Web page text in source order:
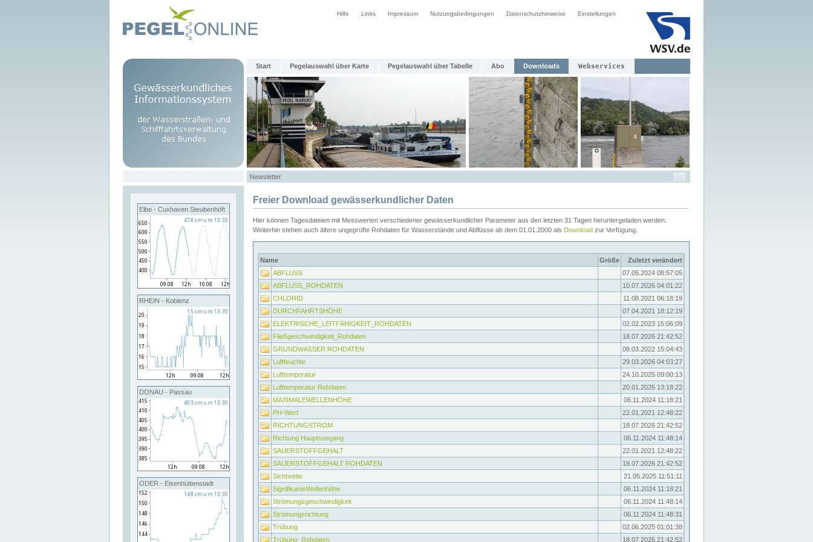
Hilfe Links Impressum Nutzungsbedingungen Datenschutzhinweise Einstellungen
Start Pegelauswahl über Karte Pegelauswahl über Tabelle Abo Downloads Webservices
Newsletter
Elbe - Cuxhaven Steubenhöft
RHEIN - Koblenz
DONAU - Passau
ODER - Eisenhüttenstadt
Freier Download gewässerkundlicher Daten
Hier können Tagesdateien mit Messwerten verschiedener gewässerkundlicher Parameter aus den letzten 31 Tagen heruntergeladen werden.
Weiterhin stehen auch ältere ungeprüfte Rohdaten für Wasserstände und Abflüsse ab dem 01.01.2000 als Download zur Verfügung.
Name Größe
Zuletzt verändert
ABFLUSS
07.05.2024 08:57:05
ABFLUSS_ROHDATEN
10.07.2026 04:01:22
CHLORID
11.08.2021 06:18:19
DURCHFAHRTSHÖHE
07.04.2021 18:12:19
ELEKTRISCHE_LEITFÄHIGKEIT_ROHDATEN
02.02.2023 15:06:09
Fließgeschwindigkeit_Rohdaten
18.07.2026 21:42:52
GRUNDWASSER ROHDATEN
08.03.2022 15:04:43
Luftfeuchte
29.03.2026 04:03:27
Lufttemperatur
24.10.2025 09:00:13
Lufttemperatur Rohdaten
20.01.2026 13:18:22
MAXIMALEWELLENHÖHE
06.11.2024 11:18:21
PH-Wert
22.01.2021 12:48:22
RICHTUNGSTROM
18.07.2026 21:42:52
Richtung Hauptseegang
06.11.2024 11:48:14
SAUERSTOFFGEHALT
22.01.2021 12:48:22
SAUERSTOFFGEHALT ROHDATEN
18.07.2026 21:42:52
Sichtweite
21.05.2025 11:51:11
SignifikanteWellenhöhe
06.11.2024 11:18:21
Strömungsgeschwindigkeit
06.11.2024 11:48:14
Strömungsrichtung
06.11.2024 11:48:31
Trübung
02.06.2025 01:01:38
Trübung_Rohdaten
18.07.2026 21:42:52